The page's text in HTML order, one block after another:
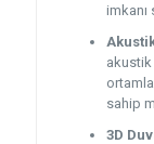
imkanı
sahip
3D